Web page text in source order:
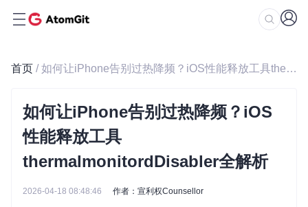
首页 / 如何让iPhone告别过热降频？iOS性能释放工具thermalmonitordDisabler全解析
如何让iPhone告别过热降频？iOS
性能释放工具
thermalmonitordDisabler全解析
2026-04-18 08:48:46 作者：宣利权Counsellor